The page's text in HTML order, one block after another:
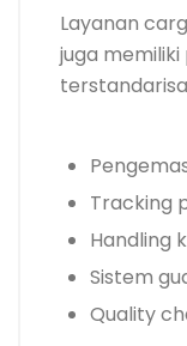
Layanan
juga
Tracking
Handling
Sistem
Quality